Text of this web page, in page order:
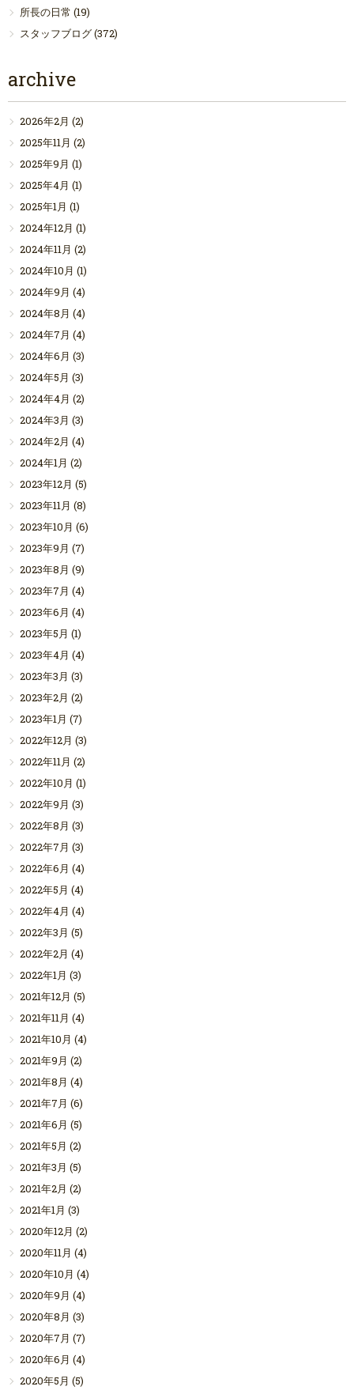
所長の日常 (19)
スタッフブログ(372)
archive
2026年2月 (2)
2025年11月 (2)
2025年9月 (1)
2025年4月 (1)
2025年1月 (1)
2024年12月 (1)
2024年11月 (2)
2024年10月 (1)
2024年9月 (4)
2024年8月 (4)
2024年7月 (4)
2024年6月 (3)
2024年5月 (3)
2024年4月 (2)
2024年3月 (3)
2024年2月 (4)
2024年1月 (2)
2023年12月 (5)
2023年11月 (8)
2023年10月 (6)
2023年9月 (7)
2023年8月 (9)
2023年7月 (4)
2023年6月 (4)
2023年5月 (1)
2023年4月 (4)
2023年3月 (3)
2023年2月 (2)
2023年1月 (7)
2022年12月 (3)
2022年11月 (2)
2022年10月 (1)
2022年9月 (3)
2022年8月 (3)
2022年7月 (3)
2022年6月 (4)
2022年5月 (4)
2022年4月 (4)
2022年3月 (5)
2022年2月 (4)
2022年1月 (3)
2021年12月 (5)
2021年11月 (4)
2021年10月 (4)
2021年9月 (2)
2021年8月 (4)
2021年7月 (6)
2021年6月 (5)
2021年5月 (2)
2021年3月 (5)
2021年2月 (2)
2021年1月 (3)
2020年12月 (2)
2020年11月 (4)
2020年10月 (4)
2020年9月 (4)
2020年8月 (3)
2020年7月 (7)
2020年6月 (4)
2020年5月 (5)